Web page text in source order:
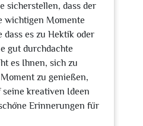
sicherstellen, dass der
wichtigen Momente
dass es zu Hektik oder
gut durchdachte
es Ihnen, sich zu
zu genießen,
kreativen Ideen
Erinnerungen für